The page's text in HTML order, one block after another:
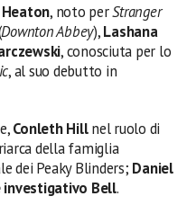
, noto perStranger
Downton Abbey),Lashana
, conosciuta per lo
, al suo debutto in
Conleth Hillnel ruolo di
della famiglia
dei Peaky Blinders; Daniel
Bell.